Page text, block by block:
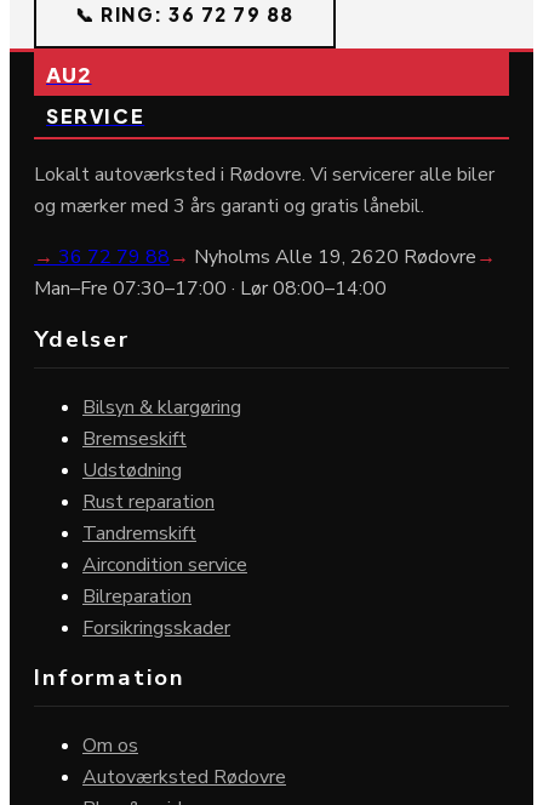
📞 RING: 36 72 79 88
AU2
SERVICE
Lokalt autoværksted i Rødovre. Vi servicerer alle biler
og mærker med 3 års garanti og gratis lånebil.
→ 36 72 79 88→ Nyholms Alle 19, 2620 Rødovre→
Man–Fre 07:30–17:00 · Lør 08:00–14:00
Ydelser
Bilsyn & klargøring
Bremseskift
Udstødning
Rust reparation
Tandremskift
Aircondition service
Bilreparation
Forsikringsskader
Information
Om os
Autoværksted Rødovre